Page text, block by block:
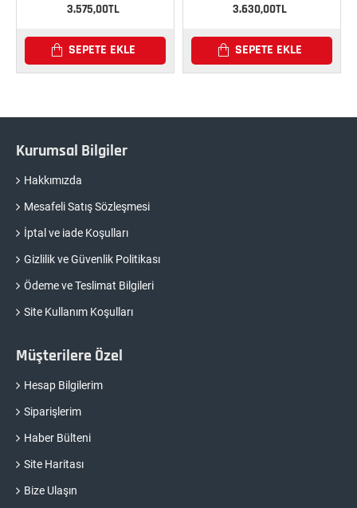
3.575,00TL
SEPETE EKLE
3.630,00TL
SEPETE EKLE
Kurumsal Bilgiler
Hakkımızda
Mesafeli Satış Sözleşmesi
İptal ve iade Koşulları
Gizlilik ve Güvenlik Politikası
Ödeme ve Teslimat Bilgileri
Site Kullanım Koşulları
Müşterilere Özel
Hesap Bilgilerim
Siparişlerim
Haber Bülteni
Site Haritası
Bize Ulaşın